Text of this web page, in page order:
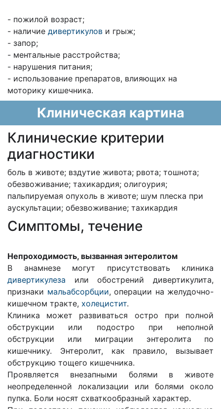
- пожилой возраст;
- наличие дивертикулов и грыж;
- запор;
- ментальные расстройства;
- нарушения питания;
- использование препаратов, влияющих на
моторику кишечника.
Клиническая картина
Клинические критерии
диагностики
боль в животе; вздутие живота; рвота; тошнота;
обезвоживание; тахикардия; олигоурия;
пальпируемая опухоль в животе; шум плеска при
аускультации; обезвоживание; тахикардия
Cимптомы, течение
Непроходимость, вызванная энтеролитом
В анамнезе могут присутствовать клиника
дивертикулеза или обострений дивертикулита,
признаки мальабсорбции, операции на желудочно-
кишечном тракте, холецистит.
Клиника может развиваться остро при полной
обструкции или подостро при неполной
обструкции или миграции энтеролита по
кишечнику. Энтеролит, как правило, вызывает
обструкцию тощего кишечника.
Проявляется внезапными болями в животе
неопределенной локализации или болями около
пупка. Боли носят схваткообразный характер.